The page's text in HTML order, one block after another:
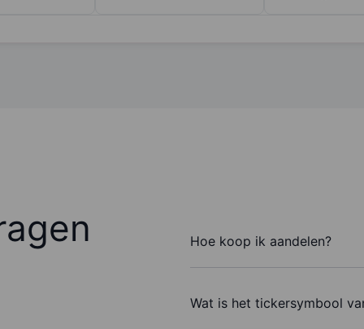
Hoe koop ik aandelen?
Wat is het tickersymbool